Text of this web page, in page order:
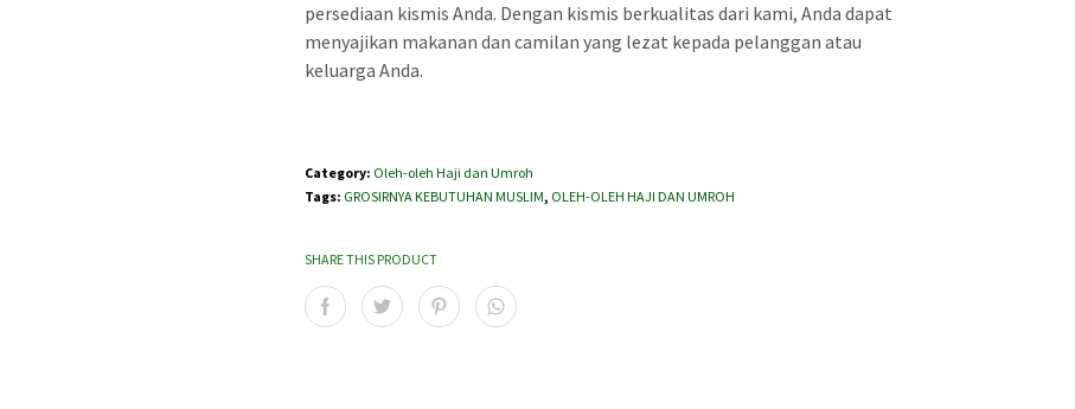
persediaan kismis Anda. Dengan kismis berkualitas dari kami, Anda dapat
menyajikan makanan dan camilan yang lezat kepada pelanggan atau
keluarga Anda.
Category: Oleh-oleh Haji dan Umroh
Tags: GROSIRNYA KEBUTUHAN MUSLIM, OLEH-OLEH HAJI DAN UMROH
SHARE THIS PRODUCT